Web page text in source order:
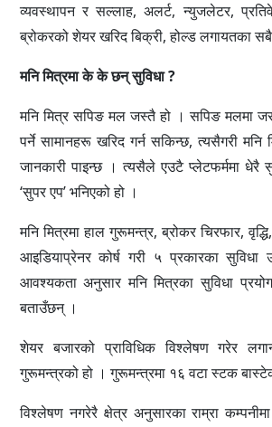
व्यवस्थापन र सल्लाह, अलर्ट, न्युजलेटर,
ब्रोकरको शेयर खरिद बिक्री, होल्ड लगायतका
मनि मित्रमा के के छन् सुविधा ?
मनि मित्र सपिङ मल जस्तै हो । सपिङ मलमा
पर्ने सामानहरू खरिद गर्न सकिन्छ, त्यसैगरी मनि
जानकारी पाइन्छ । त्यसैले एउटै प्लेटफर्ममा धेरै
‘सुपर एप’ भनिएको हो ।
मनि मित्रमा हाल गुरूमन्त्र, ब्रोकर चिरफार,
आइडियाप्रेनर कोर्ष गरी ५ प्रकारका
आवश्यकता अनुसार मनि मित्रका सुविधा
बताउँछन् ।
शेयर बजारको प्राविधिक विश्लेषण गरेर
गुरूमन्त्रको हो । गुरूमन्त्रमा १६ वटा स्टक
विश्लेषण नगरेरै क्षेत्र अनुसारका राम्रा